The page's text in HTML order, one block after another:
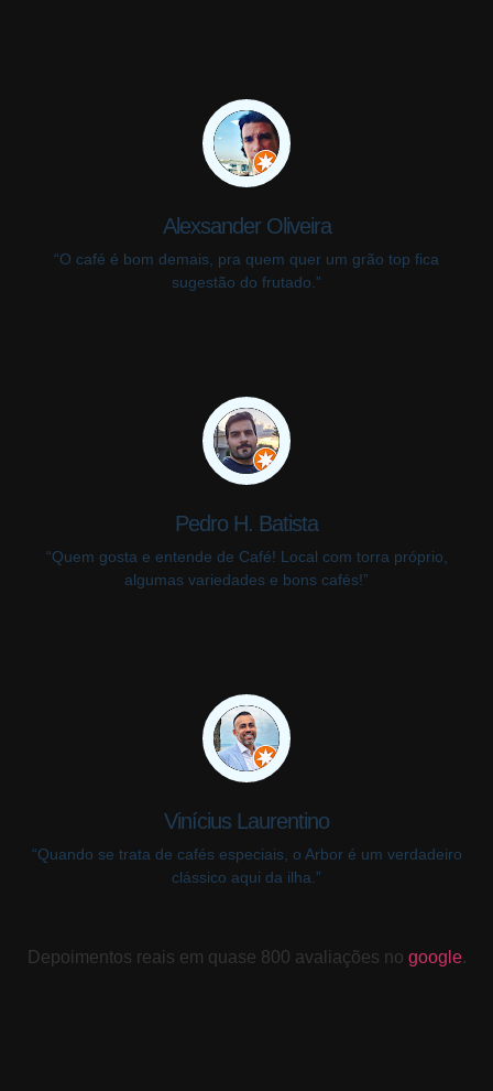
Alexsander Oliveira
“O café é bom demais, pra quem quer um grão top fica
sugestão do frutado.”
Pedro H. Batista
“Quem gosta e entende de Café! Local com torra próprio,
algumas variedades e bons cafés!”
Vinícius Laurentino
“Quando se trata de cafés especiais, o Arbor é um verdadeiro
clássico aqui da ilha.”
Depoimentos reais em quase 800 avaliações no google.